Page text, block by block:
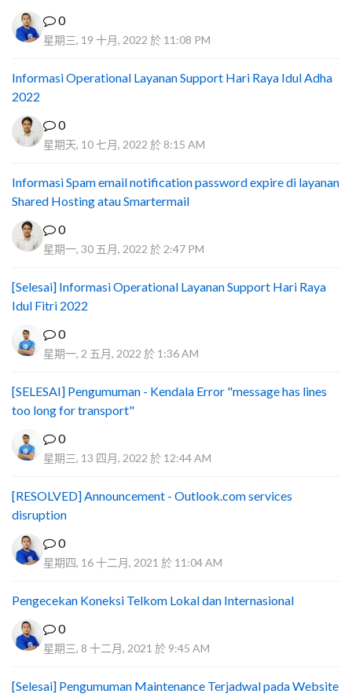
0
星期三, 19 十月, 2022 於 11:08 PM
Informasi Operational Layanan Support Hari Raya Idul Adha
2022
0
星期天, 10 七月, 2022 於 8:15 AM
Informasi Spam email notification password expire di layanan
Shared Hosting atau Smartermail
0
星期一, 30 五月, 2022 於 2:47 PM
[Selesai] Informasi Operational Layanan Support Hari Raya
Idul Fitri 2022
0
星期一, 2 五月, 2022 於 1:36 AM
[SELESAI] Pengumuman - Kendala Error "message has lines
too long for transport"
0
星期三, 13 四月, 2022 於 12:44 AM
[RESOLVED] Announcement - Outlook.com services
disruption
0
星期四, 16 十二月, 2021 於 11:04 AM
Pengecekan Koneksi Telkom Lokal dan Internasional
0
星期三, 8 十二月, 2021 於 9:45 AM
[Selesai] Pengumuman Maintenance Terjadwal pada Website